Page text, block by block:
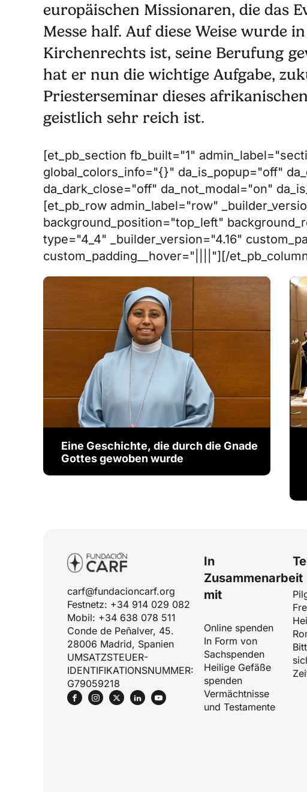
europäischen Missionaren, die das
Messe half. Auf diese Weise wurde
Kirchenrechts ist, seine Berufung
hat er nun die wichtige Aufgabe,
Priesterseminar dieses
geistlich sehr reich ist.
[et_pb_section fb_built="1"
global_colors_info="{}" da_is_popup="off"
da_dark_close="off" da_not_modal="on"
[et_pb_row admin_label="row"
background_position="top_left"
type="4_4" _builder_version="4.16"
custom_padding__hover="||||"][/
Eine Geschichte, die durch die Gnade
Gottes gewoben wurde
carf@fundacioncarf.org
Festnetz: +34 914 029 082
Mobil: +34 638 078 511
Conde de Peñalver, 45.
28006 Madrid, Spanien
UMSATZSTEUER-
IDENTIFIKATIONSNUMMER:
G79059218
In
Zusammenarbeit
mit
Online spenden
In Form von
Sachspenden
Heilige Gefäße
spenden
Vermächtnisse
und Testamente